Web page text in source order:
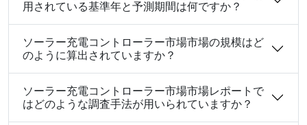
用されている基準年と予測期間は何ですか？
ソーラー充電コントローラー市場市場の規模はど
のように算出されていますか？
ソーラー充電コントローラー市場市場レポートで
はどのような調査手法が用いられていますか？